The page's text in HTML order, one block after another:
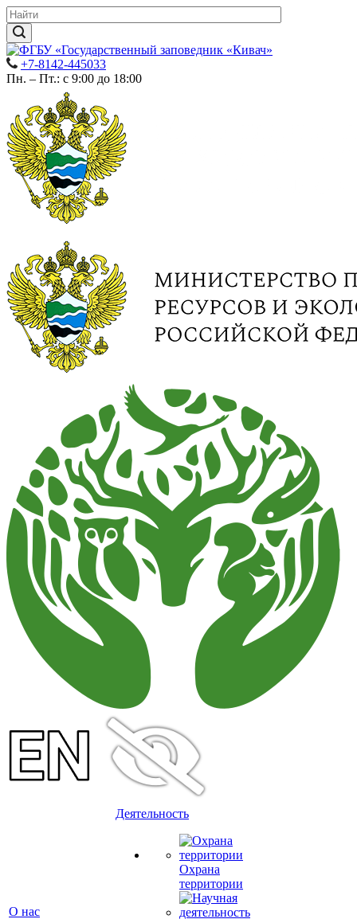
+7-8142-445033
Пн. – Пт.: с 9:00 до 18:00
О нас
Деятельность
Охрана
территории